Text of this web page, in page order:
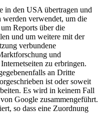
in den USA übertragen und
verwendet, um die
Reports über die
und um weitere mit der
verbundene
und
zu erbringen.
an Dritte
ist oder soweit
Es wird in keinem Fall
Google zusammengeführt.
so dass eine Zuordnung